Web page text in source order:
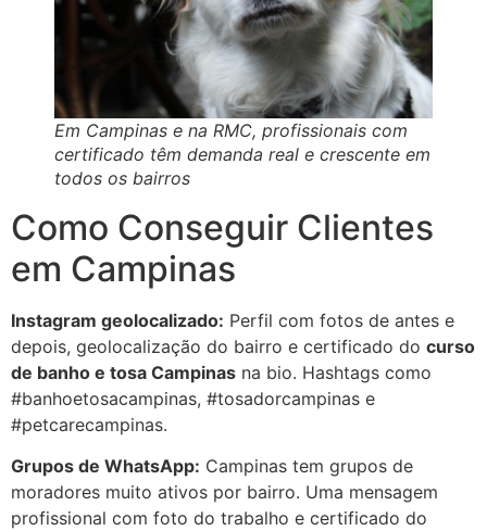
Em Campinas e na RMC, profissionais com
certificado têm demanda real e crescente em
todos os bairros
Como Conseguir Clientes
em Campinas
Instagram geolocalizado: Perfil com fotos de antes e
depois, geolocalização do bairro e certificado do curso
de banho e tosa Campinas na bio. Hashtags como
#banhoetosacampinas, #tosadorcampinas e
#petcarecampinas.
Grupos de WhatsApp: Campinas tem grupos de
moradores muito ativos por bairro. Uma mensagem
profissional com foto do trabalho e certificado do